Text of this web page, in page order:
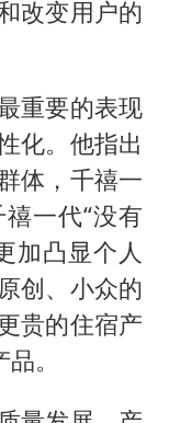
改变用户的
重要的表现
化。他指出
体，千禧一
一代“没有
加凸显个人
创、小众的
贵的住宿产
。